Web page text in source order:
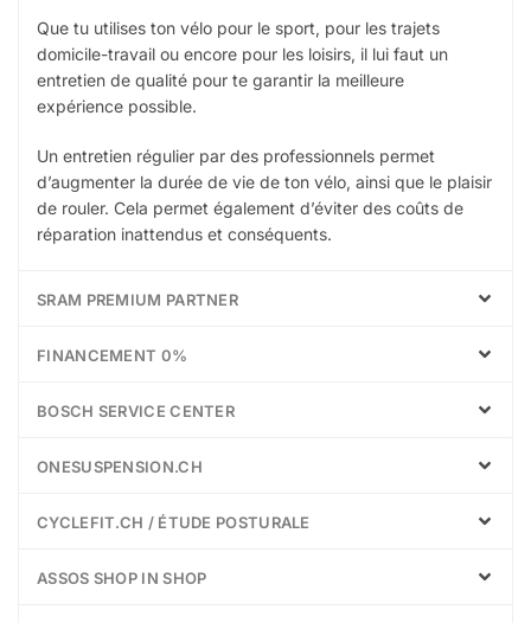
Que tu utilises ton vélo pour le sport, pour les trajets
domicile-travail ou encore pour les loisirs, il lui faut un
entretien de qualité pour te garantir la meilleure
expérience possible.
Un entretien régulier par des professionnels permet
d’augmenter la durée de vie de ton vélo, ainsi que le plaisir
de rouler. Cela permet également d’éviter des coûts de
réparation inattendus et conséquents.
SRAM PREMIUM PARTNER
FINANCEMENT 0%
BOSCH SERVICE CENTER
ONESUSPENSION.CH
CYCLEFIT.CH / ÉTUDE POSTURALE
ASSOS SHOP IN SHOP